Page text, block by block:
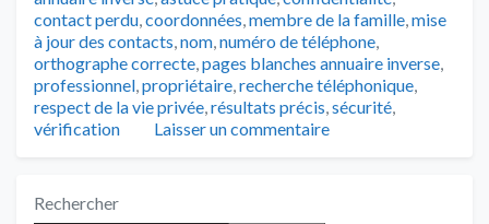
contact perdu,coordonnées,membre de la famille,mise
à jour des contacts,nom,numéro de téléphone,
orthographe correcte,pages blanches annuaire inverse,
professionnel,propriétaire,recherche téléphonique,
respect de la vie privée,résultats précis,sécurité,
vérification
Laisser un commentaire
Rechercher